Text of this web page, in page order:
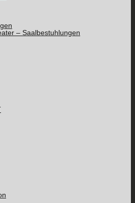
– Saalbestuhlungen